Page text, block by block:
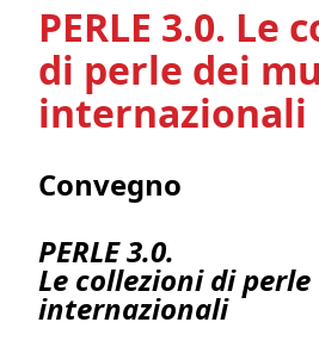
PERLE 3.0. Le
di perle dei
internazionali
Convegno
PERLE 3.0.
Le collezioni di
internazionali